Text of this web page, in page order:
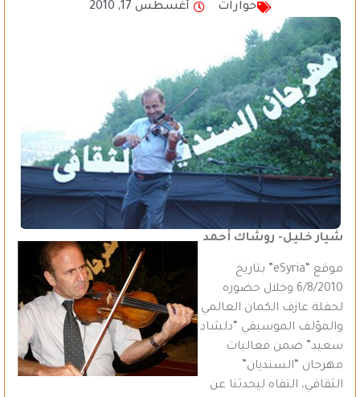
حوارات
أغسطس 17, 2010
شيار خليل- روشاك أحمد
موقع “eSyria” بتاريخ
6/8/2010 وخلال حضوره
لحفلة عازف الكمان العالمي
والمؤلف الموسيقي “دلشاد
سعيد” ضمن فعاليات
مهرجان “السنديان”
الثقافي، التقاه ليحدثنا عن